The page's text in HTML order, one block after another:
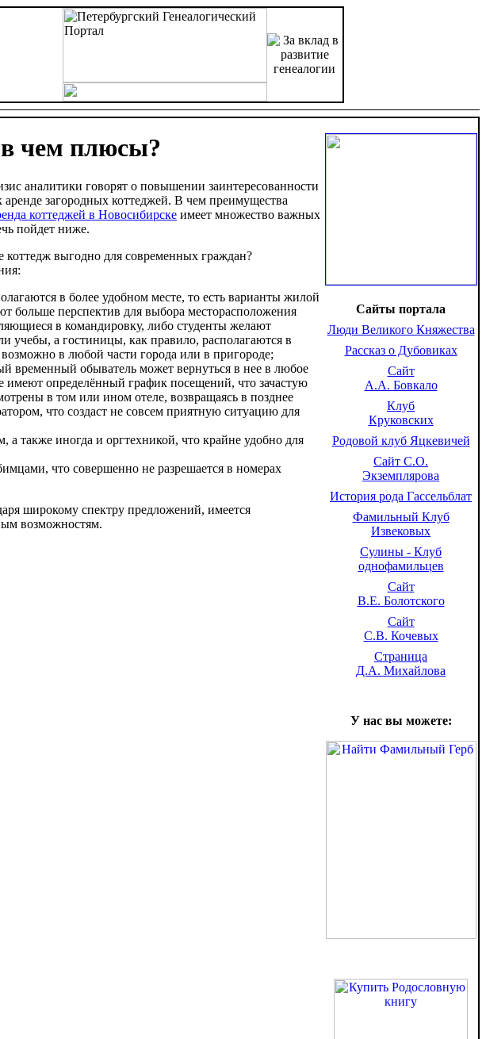
чем плюсы?
аналитики говорят о повышении заинтересованности
аренде загородных коттеджей. В чем преимущества
коттеджей в Новосибирске имеет множество важных
пойдет ниже.
коттедж выгодно для современных граждан?
в более удобном месте, то есть варианты жилой
больше перспектив для выбора месторасположения
в командировку, либо студенты желают
учебы, а гостиницы, как правило, располагаются в
возможно в любой части города или в пригороде;
временный обыватель может вернуться в нее в любое
имеют определённый график посещений, что зачастую
в том или ином отеле, возвращаясь в позднее
что создаст не совсем приятную ситуацию для
также иногда и оргтехникой, что крайне удобно для
что совершенно не разрешается в номерах
широкому спектру предложений, имеется
возможностям.
Сайты портала
Люди Великого Княжества
Рассказ о Дубовиках
Сайт
А.А. Бовкало
Клуб
Круковских
Родовой клуб Яцкевичей
Сайт С.О.
Экземплярова
История рода Гассельблат
Фамильный Клуб
Извековых
Сулины - Клуб
однофамильцев
Сайт
В.Е. Болотского
Сайт
С.В. Кочевых
Страница
Д.А. Михайлова
У нас вы можете: